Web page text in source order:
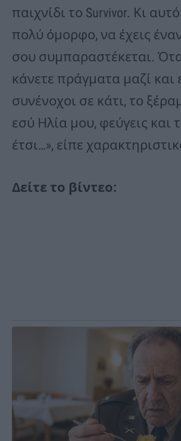
παιχνίδι το Survivor. Κι
πολύ όμορφο, να έχεις
σου συμπαραστέκεται.
κάνετε πράγματα μαζί και
συνένοχοι σε κάτι, το
εσύ Ηλία μου, φεύγεις και
έτσι…», είπε
Δείτε το βίντεο: